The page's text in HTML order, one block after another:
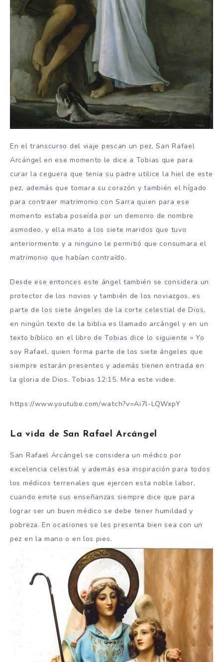
En el transcurso del viaje pescan un pez, San Rafael
Arcángel en ese momento le dice a Tobias que para
curar la ceguera que tenia su padre utilice la hiel de este
pez, además que tomara su corazón y también el hígado
para contraer matrimonio con Sarra quien para ese
momento estaba poseída por un demonio de nombre
asmodeo, y ella mato a los siete maridos que tuvo
anteriormente y a ninguno le permitió que consumara el
matrimonio que habían contraído.
Desde ese entonces este ángel también se considera un
protector de los novios y también de los noviazgos, es
parte de los siete ángeles de la corte celestial de Dios,
en ningún texto de la biblia es llamado arcángel y en un
texto bíblico en el libro de Tobias dice lo siguiente » Yo
soy Rafael, quien forma parte de los siete ángeles que
siempre estarán presentes y además tienen entrada en
la gloria de Dios. Tobias 12:15. Mira este videe.
https://www.youtube.com/watch?v=Ai7l-LQWxpY
La vida de San Rafael Arcángel
San Rafael Arcángel se considera un médico por
excelencia celestial y además esa inspiración para todos
los médicos terrenales que ejercen esta noble labor,
cuando emite sus enseñanzas siempre dice que para
lograr ser un buen médico se debe tener humildad y
pobreza. En ocasiones se les presenta bien sea con un
pez en la mano o en los pies.